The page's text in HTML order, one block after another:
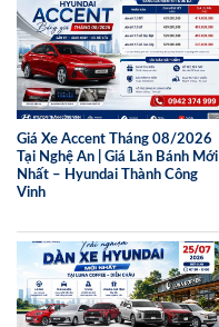
Giá Xe Accent Tháng 08/2026
Tại Nghệ An | Giá Lăn Bánh Mới
Nhất – Hyundai Thành Công
Vinh